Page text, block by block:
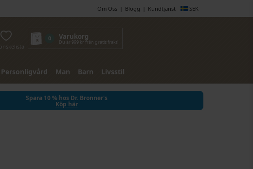
SEK
Om Oss Blogg Kundtjänst
0 Varukorg
Du är 999 kr från gratis frakt!
Personligvård Man Barn Livsstil
Spara 10 % hos Dr. Bronner's
Köp här